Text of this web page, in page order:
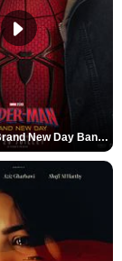
Spider-Man: Brand New Day Bande-annonce VO STFR